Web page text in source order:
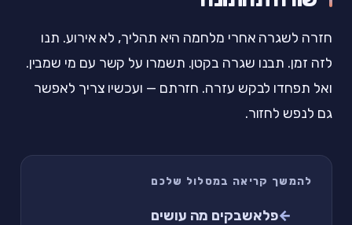
חזרה לשגרה אחרי מלחמה היא תהליך, לא אירוע. תנו
לזה זמן. תבנו שגרה בקטן. תשמרו על קשר עם מי שמבין.
ואל תפחדו לבקש עזרה. חזרתם — ועכשיו צריך לאפשר
גם לנפש לחזור.
להמשך קריאה במסלול שלכם
פלאשבקים מה עושים